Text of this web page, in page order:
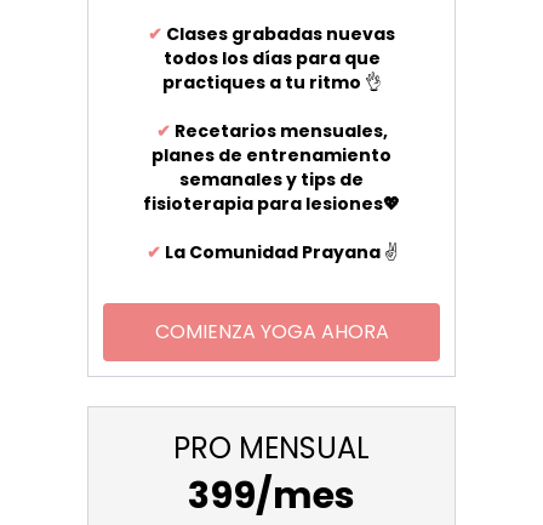
✔ Clases grabadas nuevas
todos los días para que
practiques a tu ritmo 👌
✔ Recetarios mensuales,
planes de entrenamiento
semanales y tips de
fisioterapia para lesiones💖
✔ La Comunidad Prayana ✌️
COMIENZA YOGA AHORA
PRO MENSUAL
399/mes